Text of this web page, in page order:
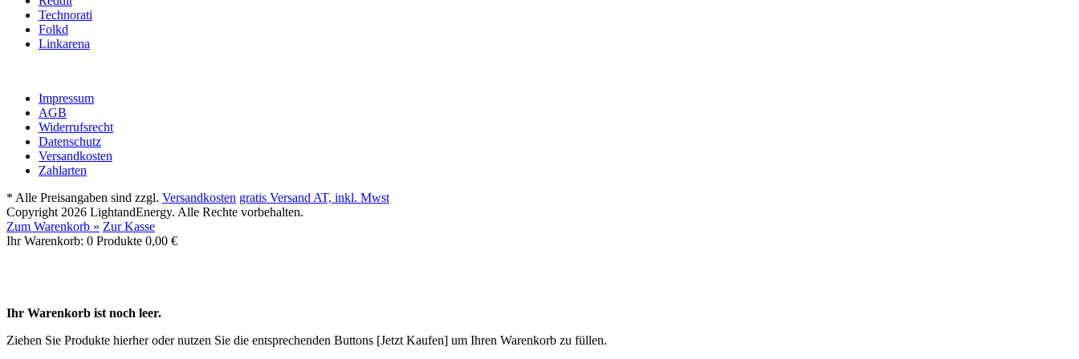
Technorati
Folkd
Linkarena
Impressum
AGB
Widerrufsrecht
Datenschutz
Versandkosten
Zahlarten
* Alle Preisangaben sind zzgl. Versandkosten gratis Versand AT, inkl. Mwst
Copyright 2026 LightandEnergy. Alle Rechte vorbehalten.
Zum Warenkorb » Zur Kasse
Ihr Warenkorb: 0 Produkte 0,00 €
Ihr Warenkorb ist noch leer.
Ziehen Sie Produkte hierher oder nutzen Sie die entsprechenden Buttons [Jetzt Kaufen] um Ihren Warenkorb zu füllen.